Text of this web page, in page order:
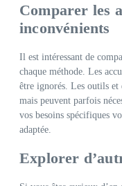
Comparer les
inconvénients
Il est intéressant de
chaque méthode. Les
être ignorés. Les outils et
mais peuvent parfois
vos besoins spécifiques
adaptée.
Explorer